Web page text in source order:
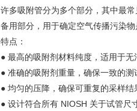
许多吸附管分为多个部分，其中最
备用部分，用于确定空气传播污染物
特点：
● 最高的吸附剂材料纯度，适用于无
● 准确的吸附剂重量，确保一致的测
● 均匀的压降，确保可重复的采样结
● 设计符合所有 NIOSH 关于试管尺